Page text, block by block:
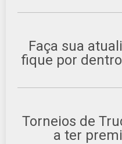
Faça sua
fique por
Torneios de
a ter